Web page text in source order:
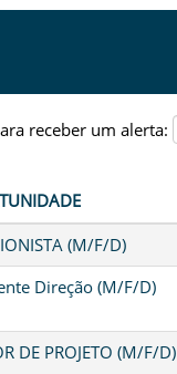
receber um alerta:
(M/F/D)
Direção (M/F/D)
DE PROJETO (M/F/D)